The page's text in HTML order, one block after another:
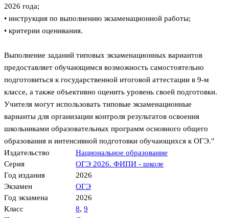
2026 года;
• инструкция по выполнению экзаменационной работы;
• критерии оценивания.
Выполнение заданий типовых экзаменационных вариантов
предоставляет обучающимся возможность самостоятельно
подготовиться к государственной итоговой аттестации в 9-м
классе, а также объективно оценить уровень своей подготовки.
Учителя могут использовать типовые экзаменационные
варианты для организации контроля результатов освоения
школьниками образовательных программ основного общего
образования и интенсивной подготовки обучающихся к ОГЭ."
Издательство
Национальное образование
Серия
ОГЭ 2026. ФИПИ - школе
Год издания
2026
Экзамен
ОГЭ
Год экзамена
2026
Класс
8, 9